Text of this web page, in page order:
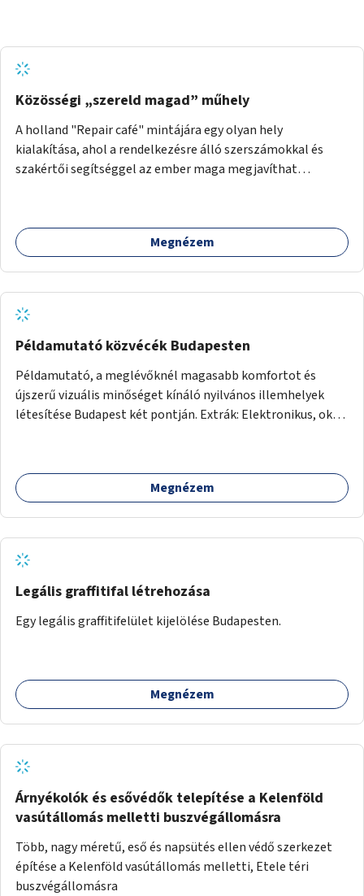
Közösségi „szereld magad” műhely
A holland "Repair café" mintájára egy olyan hely
kialakítása, ahol a rendelkezésre álló szerszámokkal és
szakértői segítséggel az ember maga megjavíthat
egymásnak, megosszák tudásukat.
Megnézem
Példamutató közvécék Budapesten
Példamutató, a meglévőknél magasabb komfortot és
újszerű vizuális minőséget kínáló nyilvános illemhelyek
létesítése Budapest két pontján. Extrák: Elektronikus, okos
(pl. ivókút, telefontöltés).
Megnézem
Legális graffitifal létrehozása
Egy legális graffitifelület kijelölése Budapesten.
Megnézem
Árnyékolók és esővédők telepítése a Kelenföld
vasútállomás melletti buszvégállomásra
Több, nagy méretű, eső és napsütés ellen védő szerkezet
építése a Kelenföld vasútállomás melletti, Etele téri
buszvégállomásra